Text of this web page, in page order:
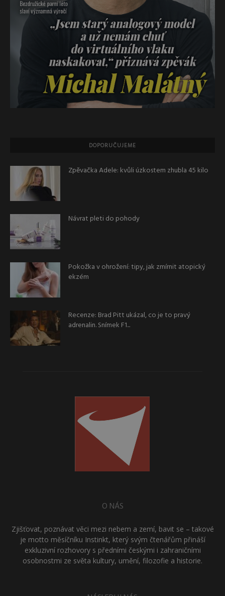
DOPORUČUJEME
Zpěvačka Adele: kvůli úzkostem zhubla 45 kilo
Návrat pleti do pohody
Pokožka v ohrožení: tipy, jak zmírnit atopický
ekzém
Recenze: Brad Pitt ukázal, co je to pravý
adrenalin. Snímek F1...
O NÁS
Zjišťovat, poznávat věci mezi nebem a zemí, bavit se – takové
je motto měsíčníku Instinkt, který svým čtenářům přináší
exkluzivní rozhovory s předními českými i zahraničními
osobnostmi ze světa kultury, umění, filozofie a historie.